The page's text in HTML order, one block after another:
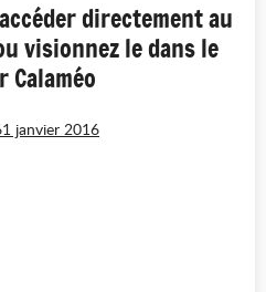
directement au
visionnez le dans le
Calaméo
janvier 2016